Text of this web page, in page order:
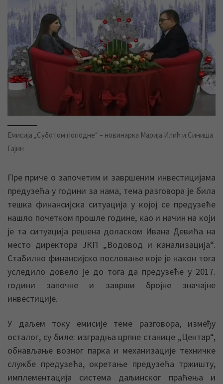
Емисија „Суботом поподне“ – новинарка Марија Илић и Синиша
Гајин
Пре приче о започетим и завршеним инвестицијама
предузећа у години за нама, тема разговора је била
тешка финансијска ситуација у којој се предузеће
нашло почетком прошле године, као и начин на који
је та ситуација решена доласком Ивана Девића на
место директора ЈКП „Водовод и канализација“.
Стабилно финансијско пословање које је након тога
уследило довело је до тога да предузеће у 2017.
години започне и заврши бројне значајне
инвестиције.
У даљем току емисије теме разговора, између
осталог, су биле: изградња црпне станице „Центар“,
обнављање возног парка и механизације техничке
службе предузећа, окретање предузећа тржишту,
имплементација система даљинског праћења и